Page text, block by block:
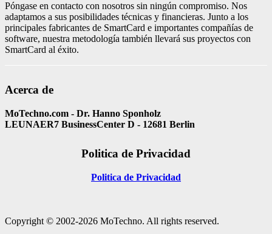
Póngase en contacto con nosotros sin ningún compromiso. Nos
adaptamos a sus posibilidades técnicas y financieras. Junto a los
principales fabricantes de SmartCard e importantes compañías de
software, nuestra metodología también llevará sus proyectos con
SmartCard al éxito.
Acerca de
MoTechno.com - Dr. Hanno Sponholz
LEUNAER7 BusinessCenter D - 12681 Berlin
Politica de Privacidad
Politica de Privacidad
Copyright © 2002-2026 MoTechno. All rights reserved.